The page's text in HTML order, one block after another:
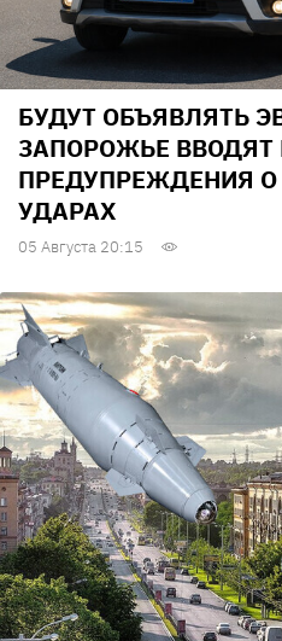
БУДУТ ОБЪЯВЛЯТЬ
ЗАПОРОЖЬЕ
ПРЕДУПРЕЖДЕНИЯ
УДАРАХ
05 Августа 20:15